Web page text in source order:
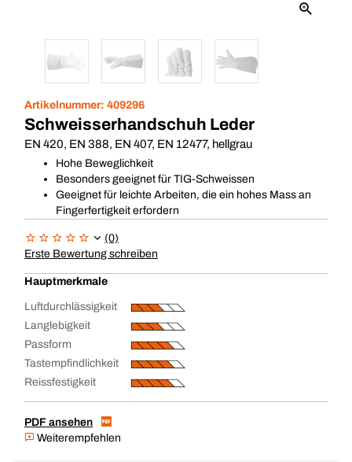
Artikelnummer: 409296
Schweisserhandschuh Leder
EN 420, EN 388, EN 407, EN 12477, hellgrau
Hohe Beweglichkeit
Besonders geeignet für TIG-Schweissen
Geeignet für leichte Arbeiten, die ein hohes Mass an
Fingerfertigkeit erfordern
(0)
Erste Bewertung schreiben
Hauptmerkmale
Luftdurchlässigkeit
Langlebigkeit
Passform
Tastempfindlichkeit
Reissfestigkeit
PDF ansehen
Weiterempfehlen